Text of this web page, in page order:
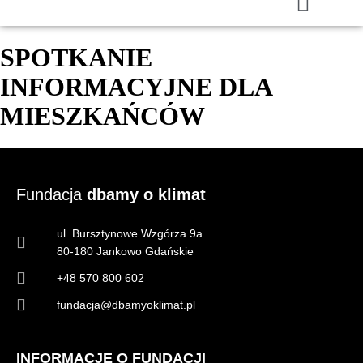
SPOTKANIE
INFORMACYJNE DLA
MIESZKAŃCÓW
Fundacja dbamy o klimat
ul. Bursztynowe Wzgórza 9a
80-180 Jankowo Gdańskie
+48 570 800 602
fundacja@dbamyoklimat.pl
INFORMACJE O FUNDACJI